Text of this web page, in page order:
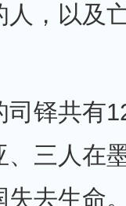
人，以及
铎共有
、三人在
失去生命